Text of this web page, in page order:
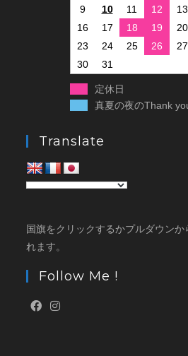
9
10 11 12 13
16
17 18 19 20
23
24 25 26 27
30
31
定休日
真夏の夜のThank
Translate
国旗をクリックするかプルダウンか
れます。
Follow Me !